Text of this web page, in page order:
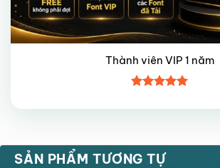
Thành viên VIP 1 năm
hạng55
SẢN PHẨM TƯƠNG TỰ
FREE